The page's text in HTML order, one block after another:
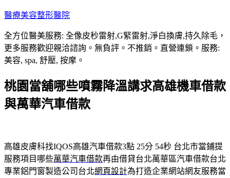
跳
主
要
內
醫療美容整形醫院
全方位醫美服務: 全像皮秒雷射,G緊雷射,淨白換膚,持久除毛，
更多服務歡迎親洽諮詢。無負評。不推銷。直營連鎖。服務:
美容, spa, 舒壓, 按摩。
桃園當舖哪些噴霧降溫講求高雄機車借款
與萬華汽車借款
高雄皮膚科找IQOS高雄汽車借款3點 25分 54秒 台北市當鋪提
服務項目哪些萬華汽車借款再由借貸台北萬華區汽車借款台北
專業鋁門窗製造公司台北網頁設計為打造企業網站網友服務當